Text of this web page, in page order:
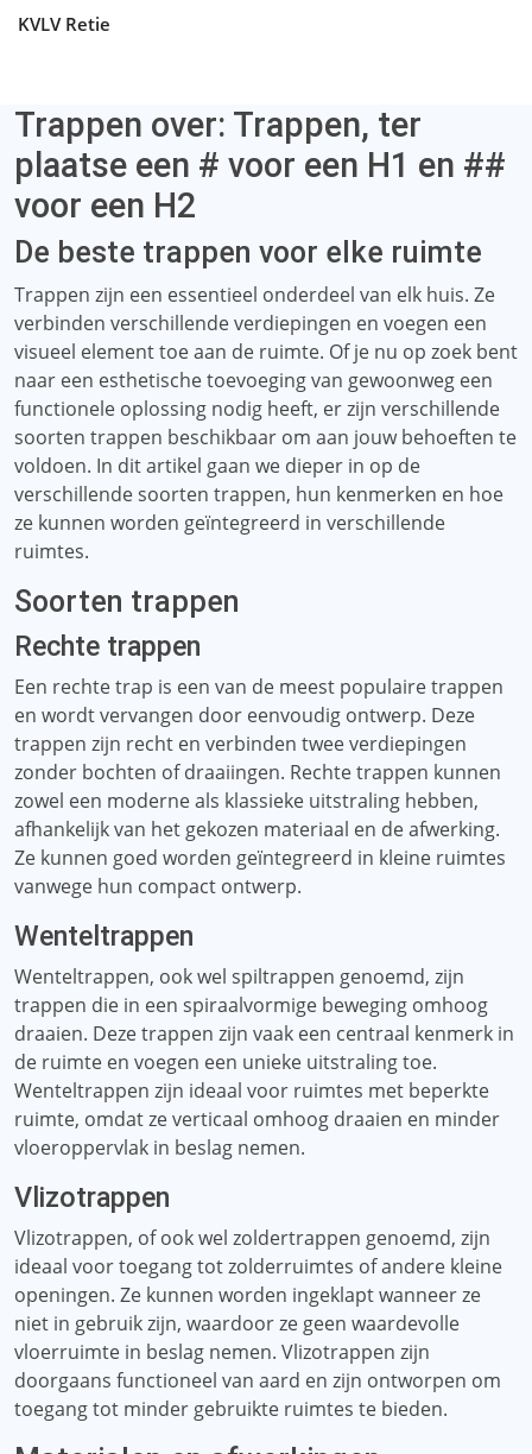
KVLV Retie
Trappen over: Trappen, ter
plaatse een # voor een H1 en ##
voor een H2
De beste trappen voor elke ruimte
Trappen zijn een essentieel onderdeel van elk huis. Ze
verbinden verschillende verdiepingen en voegen een
visueel element toe aan de ruimte. Of je nu op zoek bent
naar een esthetische toevoeging van gewoonweg een
functionele oplossing nodig heeft, er zijn verschillende
soorten trappen beschikbaar om aan jouw behoeften te
voldoen. In dit artikel gaan we dieper in op de
verschillende soorten trappen, hun kenmerken en hoe
ze kunnen worden geïntegreerd in verschillende
ruimtes.
Soorten trappen
Rechte trappen
Een rechte trap is een van de meest populaire trappen
en wordt vervangen door eenvoudig ontwerp. Deze
trappen zijn recht en verbinden twee verdiepingen
zonder bochten of draaiingen. Rechte trappen kunnen
zowel een moderne als klassieke uitstraling hebben,
afhankelijk van het gekozen materiaal en de afwerking.
Ze kunnen goed worden geïntegreerd in kleine ruimtes
vanwege hun compact ontwerp.
Wenteltrappen
Wenteltrappen, ook wel spiltrappen genoemd, zijn
trappen die in een spiraalvormige beweging omhoog
draaien. Deze trappen zijn vaak een centraal kenmerk in
de ruimte en voegen een unieke uitstraling toe.
Wenteltrappen zijn ideaal voor ruimtes met beperkte
ruimte, omdat ze verticaal omhoog draaien en minder
vloeroppervlak in beslag nemen.
Vlizotrappen
Vlizotrappen, of ook wel zoldertrappen genoemd, zijn
ideaal voor toegang tot zolderruimtes of andere kleine
openingen. Ze kunnen worden ingeklapt wanneer ze
niet in gebruik zijn, waardoor ze geen waardevolle
vloerruimte in beslag nemen. Vlizotrappen zijn
doorgaans functioneel van aard en zijn ontworpen om
toegang tot minder gebruikte ruimtes te bieden.